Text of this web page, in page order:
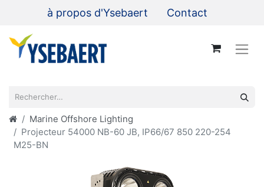
à propos d'Ysebaert Contact
Marine Offshore Lighting
Projecteur 54000 NB-60 JB, IP66/67 850 220-254
M25-BN